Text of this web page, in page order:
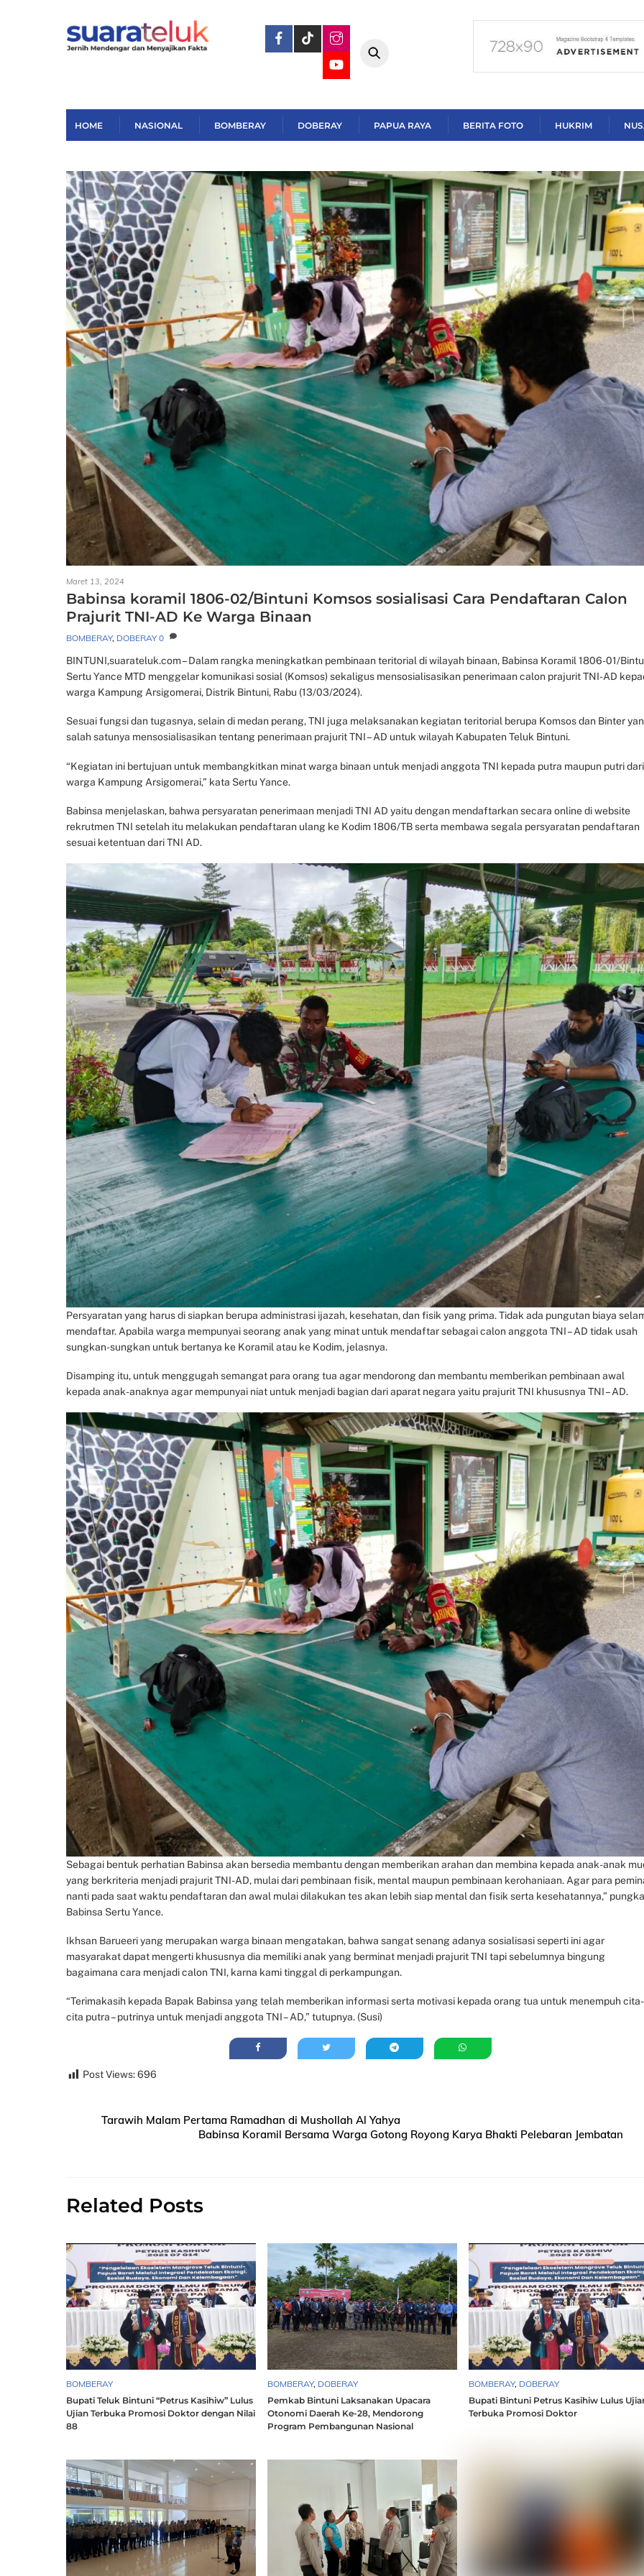
HOME NASIONAL BOMBERAY DOBERAY PAPUA RAYA BERITA FOTO HUKRIM
Maret 13, 2024
Babinsa koramil 1806-02/Bintuni Komsos sosialisasi Cara Pendaftaran Calon
Prajurit TNI-AD Ke Warga Binaan
BOMBERAY, DOBERAY 0
BINTUNI,suarateluk.com – Dalam rangka meningkatkan pembinaan teritorial di wilayah binaan, Babinsa Koramil 1806-01/
Sertu Yance MTD menggelar komunikasi sosial (Komsos) sekaligus mensosialisasikan penerimaan calon prajurit TNI-AD
warga Kampung Arsigomerai, Distrik Bintuni, Rabu (13/03/2024).
Sesuai fungsi dan tugasnya, selain di medan perang, TNI juga melaksanakan kegiatan teritorial berupa Komsos dan Binter
salah satunya mensosialisasikan tentang penerimaan prajurit TNI – AD untuk wilayah Kabupaten Teluk Bintuni.
“Kegiatan ini bertujuan untuk membangkitkan minat warga binaan untuk menjadi anggota TNI kepada putra maupun putri dari
warga Kampung Arsigomerai,” kata Sertu Yance.
Babinsa menjelaskan, bahwa persyaratan penerimaan menjadi TNI AD yaitu dengan mendaftarkan secara online di website
rekrutmen TNI setelah itu melakukan pendaftaran ulang ke Kodim 1806/TB serta membawa segala persyaratan pendaftaran
sesuai ketentuan dari TNI AD.
Persyaratan yang harus di siapkan berupa administrasi ijazah, kesehatan, dan fisik yang prima. Tidak ada pungutan biaya
mendaftar. Apabila warga mempunyai seorang anak yang minat untuk mendaftar sebagai calon anggota TNI – AD tidak usah
sungkan-sungkan untuk bertanya ke Koramil atau ke Kodim, jelasnya.
Disamping itu, untuk menggugah semangat para orang tua agar mendorong dan membantu memberikan pembinaan awal
kepada anak-anaknya agar mempunyai niat untuk menjadi bagian dari aparat negara yaitu prajurit TNI khususnya TNI – AD.
Sebagai bentuk perhatian Babinsa akan bersedia membantu dengan memberikan arahan dan membina kepada anak-anak
yang berkriteria menjadi prajurit TNI-AD, mulai dari pembinaan fisik, mental maupun pembinaan kerohaniaan. Agar para
nanti pada saat waktu pendaftaran dan awal mulai dilakukan tes akan lebih siap mental dan fisik serta kesehatannya,”
Babinsa Sertu Yance.
Ikhsan Barueeri yang merupakan warga binaan mengatakan, bahwa sangat senang adanya sosialisasi seperti ini agar
masyarakat dapat mengerti khususnya dia memiliki anak yang berminat menjadi prajurit TNI tapi sebelumnya bingung
bagaimana cara menjadi calon TNI, karna kami tinggal di perkampungan.
“Terimakasih kepada Bapak Babinsa yang telah memberikan informasi serta motivasi kepada orang tua untuk menempuh cita-
cita putra – putrinya untuk menjadi anggota TNI – AD,” tutupnya. (Susi)
Post Views:696
Tarawih Malam Pertama Ramadhan di Mushollah Al Yahya
Babinsa Koramil Bersama Warga Gotong Royong Karya Bhakti Pelebaran Jembatan
Related Posts
BOMBERAY
Bupati Teluk Bintuni “Petrus Kasihiw” Lulus
Ujian Terbuka Promosi Doktor dengan Nilai
88
BOMBERAY, DOBERAY
Pemkab Bintuni Laksanakan Upacara
Otonomi Daerah Ke-28, Mendorong
Program Pembangunan Nasional
BOMBERAY, DOBERAY
Bupati Bintuni Petrus Kasihiw Lulus
Terbuka Promosi Doktor